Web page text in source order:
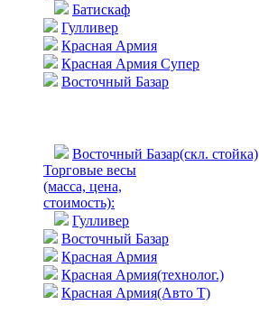
Батискаф
Гулливер
Красная Армия
Красная Армия Супер
Восточный Базар
Восточный Базар(скл. стойка)
Торговые весы
(масса, цена,
стоимость):
Гулливер
Восточный Базар
Красная Армия
Красная Армия(технолог.)
Красная Армия(Авто Т)